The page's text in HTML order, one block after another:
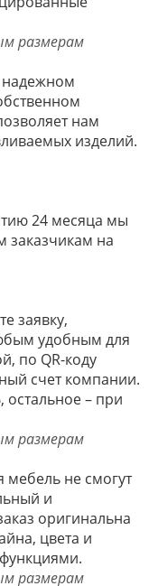
надежном
нам
изделий.
24 месяца мы
заказчикам на
заявку,
удобным для
по QR-коду
счет компании.
остальное – при
не смогут
и
оригинальна
цвета и